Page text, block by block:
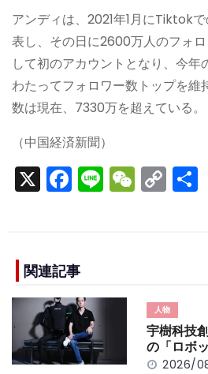
アンディは、2021年1月にTiktok
表し、その日に2600万人のフォ
して初のアカウントとなり、今年
わたってフォロワー数トップを維
数は現在、7330万を超えている。
（中国経済新聞）
X F
a
e
b
o
o
k
Li
n
W
e
C
o
n
k
関連記事
人物
宇樹科技
の「ロボ
2026/